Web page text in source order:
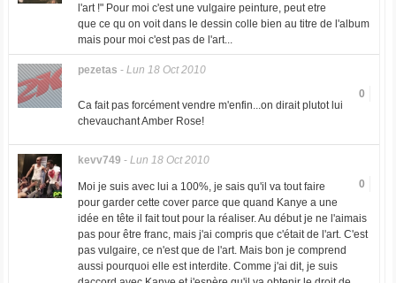
l'art !" Pour moi c'est une vulgaire peinture, peut etre
que ce qu on voit dans le dessin colle bien au titre de l'album
mais pour moi c'est pas de l'art...
pezetas - Lun 18 Oct 2010
0
Ca fait pas forcément vendre m'enfin...on dirait plutot lui
chevauchant Amber Rose!
kevv749 - Lun 18 Oct 2010
0
Moi je suis avec lui a 100%, je sais qu'il va tout faire
pour garder cette cover parce que quand Kanye a une
idée en tête il fait tout pour la réaliser. Au début je ne l'aimais
pas pour être franc, mais j'ai compris que c'était de l'art. C'est
pas vulgaire, ce n'est que de l'art. Mais bon je comprend
aussi pourquoi elle est interdite. Comme j'ai dit, je suis